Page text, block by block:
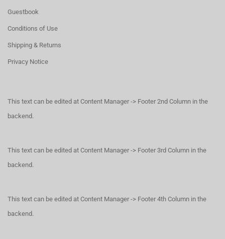
Guestbook
Conditions of Use
Shipping & Returns
Privacy Notice
This text can be edited at Content Manager -> Footer 2nd Column in the
backend.
This text can be edited at Content Manager -> Footer 3rd Column in the
backend.
This text can be edited at Content Manager -> Footer 4th Column in the
backend.